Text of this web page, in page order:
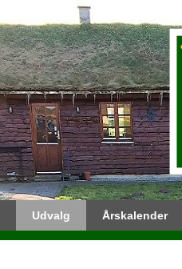
Udvalg Årskalender